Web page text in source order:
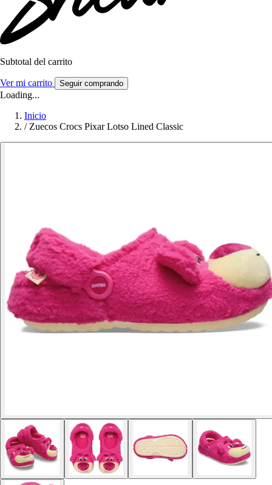
Subtotal del carrito
Ver mi carrito Seguir comprando
Loading...
Inicio
/ Zuecos Crocs Pixar Lotso Lined Classic